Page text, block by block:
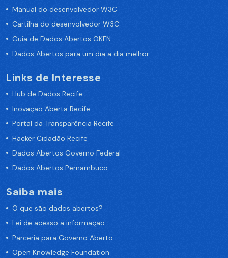
Manual do desenvolvedor W3C
Cartilha do desenvolvedor W3C
Guia de Dados Abertos OKFN
Dados Abertos para um dia a dia melhor
Links de Interesse
Hub de Dados Recife
Inovação Aberta Recife
Portal da Transparência Recife
Hacker Cidadão Recife
Dados Abertos Governo Federal
Dados Abertos Pernambuco
Saiba mais
O que são dados abertos?
Lei de acesso a informação
Parceria para Governo Aberto
Open Knowledge Foundation